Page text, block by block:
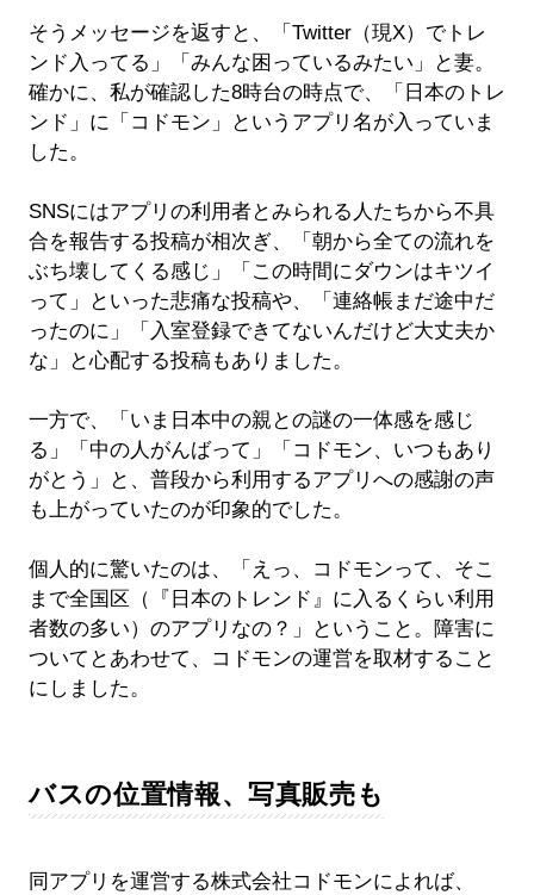
そうメッセージを返すと、「Twitter（現X）でトレ
ンド入ってる」「みんな困っているみたい」と妻。
確かに、私が確認した8時台の時点で、「日本のトレ
ンド」に「コドモン」というアプリ名が入っていま
した。
SNSにはアプリの利用者とみられる人たちから不具
合を報告する投稿が相次ぎ、「朝から全ての流れを
ぶち壊してくる感じ」「この時間にダウンはキツイ
って」といった悲痛な投稿や、「連絡帳まだ途中だ
ったのに」「入室登録できてないんだけど大丈夫か
な」と心配する投稿もありました。
一方で、「いま日本中の親との謎の一体感を感じ
る」「中の人がんばって」「コドモン、いつもあり
がとう」と、普段から利用するアプリへの感謝の声
も上がっていたのが印象的でした。
個人的に驚いたのは、「えっ、コドモンって、そこ
まで全国区（『日本のトレンド』に入るくらい利用
者数の多い）のアプリなの？」ということ。障害に
ついてとあわせて、コドモンの運営を取材すること
にしました。
バスの位置情報、写真販売も
同アプリを運営する株式会社コドモンによれば、